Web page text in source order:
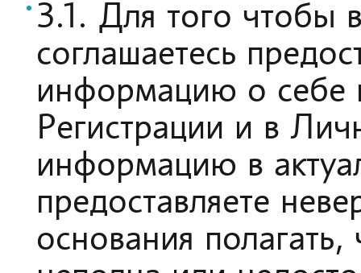
3.1. Для того чтобы
соглашаетесь
информацию о себе
Регистрации и в
информацию в
предоставляете
основания